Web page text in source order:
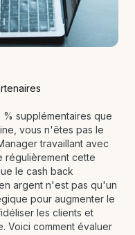
supplémentaires que
vous n'êtes pas le
travaillant avec
régulièrement cette
le cash back
argent n'est pas qu'un
pour augmenter le
les clients et
Voici comment évaluer